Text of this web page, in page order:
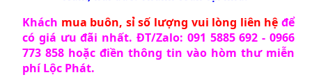
Khách mua buôn, sỉ số lượng vui lòng liên hệ để
có giá ưu đãi nhất. ĐT/Zalo: 091 5885 692 - 0966
773 858 hoặc điền thông tin vào hòm thư miễn
phí Lộc Phát.